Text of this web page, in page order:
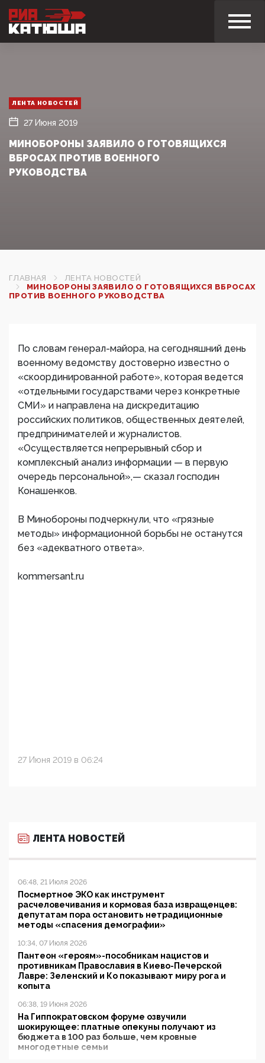
ЛЕНТА НОВОСТЕЙ
27 Июня 2019
МИНОБОРОНЫ ЗАЯВИЛО О ГОТОВЯЩИХСЯ
ВБРОСАХ ПРОТИВ ВОЕННОГО
РУКОВОДСТВА
ГЛАВНАЯ
ЛЕНТА НОВОСТЕЙ
МИНОБОРОНЫ ЗАЯВИЛО О ГОТОВЯЩИХСЯ ВБРОСАХ
ПРОТИВ ВОЕННОГО РУКОВОДСТВА
По словам генерал-майора, на сегодняшний день
военному ведомству достоверно известно о
«скоординированной работе», которая ведется
«отдельными государствами через конкретные
СМИ» и направлена на дискредитацию
российских политиков, общественных деятелей,
предпринимателей и журналистов.
«Осуществляется непрерывный сбор и
комплексный анализ информации — в первую
очередь персональной»,— сказал господин
Конашенков.
В Минобороны подчеркнули, что «грязные
методы» информационной борьбы не останутся
без «адекватного ответа».
kommersant.ru
27 Июня 2019 в 06:24
ЛЕНТА НОВОСТЕЙ
06:48, 21 Июля 2026
Посмертное ЭКО как инструмент
расчеловечивания и кормовая база извращенцев:
депутатам пора остановить нетрадиционные
методы «спасения демографии»
10:34, 07 Июля 2026
Пантеон «героям»-пособникам нацистов и
противникам Православия в Киево-Печерской
Лавре: Зеленский и Ко показывают миру рога и
копыта
06:38, 19 Июня 2026
На Гиппократовском форуме озвучили
шокирующее: платные опекуны получают из
бюджета в 100 раз больше, чем кровные
многодетные семьи